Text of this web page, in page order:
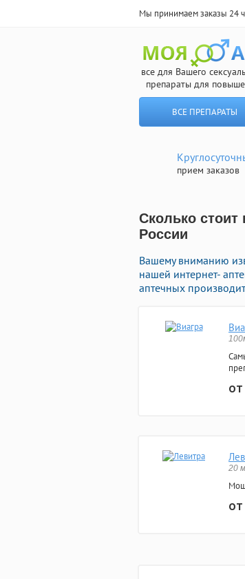
Мы принимаем заказы 24
все для Вашего
препараты для
ВСЕ ПРЕПАРАТЫ
прием заказов
Сколько стоит
России
Вашему вниманию
нашей интернет-
аптечных
20